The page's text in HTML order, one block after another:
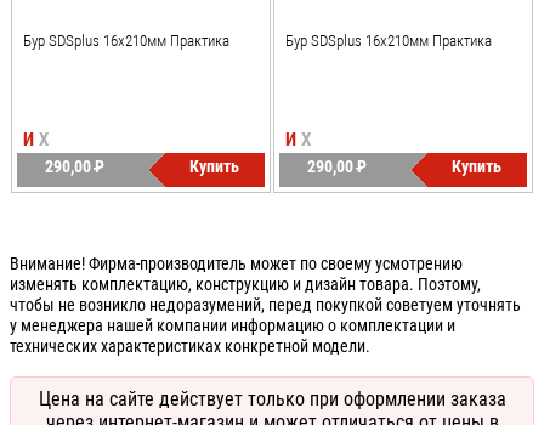
Бур SDSplus 16x210мм Практика
И Х
290,00P
УБ.
Купить
Бур SDSplus 16x210мм Практика
И Х
290,00P
УБ.
Купить
Внимание! Фирма-производитель может по своему усмотрению
изменять комплектацию, конструкцию и дизайн товара. Поэтому,
чтобы не возникло недоразумений, перед покупкой советуем уточнять
у менеджера нашей компании информацию о комплектации и
технических характеристиках конкретной модели.
Цена на сайте действует только при оформлении заказа